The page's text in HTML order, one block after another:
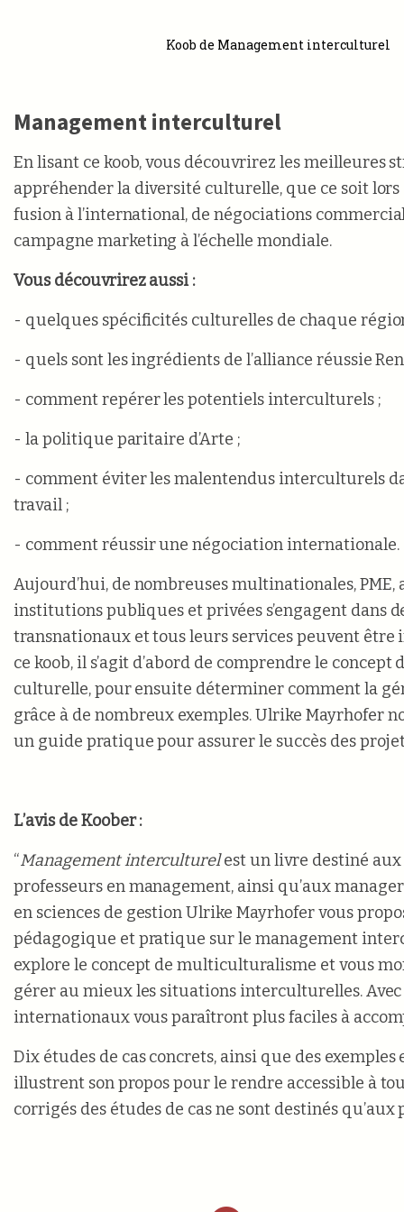
Koob de Management interculturel
Management interculturel
En lisant ce koob, vous découvrirez les meilleures
appréhender la diversité culturelle, que ce soit lors
fusion à l’international, de négociations
campagne marketing à l’échelle mondiale.
Vous découvrirez aussi :
- quelques spécificités culturelles de chaque
- quels sont les ingrédients de l’alliance réussie
- comment repérer les potentiels interculturels ;
- la politique paritaire d’Arte ;
- comment éviter les malentendus interculturels
travail ;
- comment réussir une négociation internationale.
Aujourd’hui, de nombreuses multinationales, PME,
institutions publiques et privées s’engagent dans
transnationaux et tous leurs services peuvent être
ce koob, il s’agit d’abord de comprendre le concept
culturelle, pour ensuite déterminer comment la
grâce à de nombreux exemples. Ulrike Mayrhofer
un guide pratique pour assurer le succès des
L’avis de Koober :
“Management interculturelest un livre destiné
professeurs en management, ainsi qu’aux
en sciences de gestion Ulrike Mayrhofer vous
pédagogique et pratique sur le management
explore le concept de multiculturalisme et vous
gérer au mieux les situations interculturelles. Avec
internationaux vous paraîtront plus faciles à
Dix études de cas concrets, ainsi que des exemples
illustrent son propos pour le rendre accessible à
corrigés des études de cas ne sont destinés qu’aux